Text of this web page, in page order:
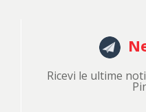
Ricevi le ultime